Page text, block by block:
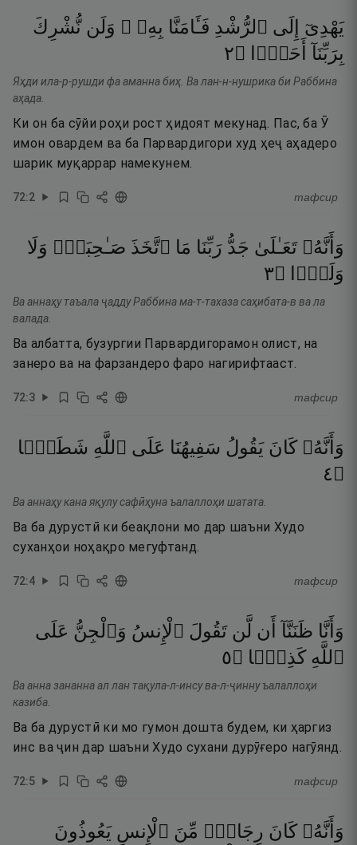
يَهْدِىٓ إِلَى ٱلرُّشْدِ فَـَٔامَنَّا بِهِۦ ۖ وَلَن نُّشْرِكَ
بِرَبِّنَآ
أَحَدًۭا ۝٢
Яҳди ила-р-рушди фа аманна биҳ. Ва лан-н-нушрика би Раббина
аҳада.
Ки он ба сӯйи роҳи рост ҳидоят мекунад. Пас, ба Ӯ
имон овардем ва ба Парвардигори худ ҳеҷ аҳадеро
шарик муқаррар намекунем.
72:2 тафсир
وَأَنَّهُۥ تَعَـٰلَىٰ جَدُّ رَبِّنَا مَا ٱتَّخَذَ صَـٰحِبَةًۭ وَلَا
وَلَدًۭا
۝٣
Ва аннаҳу таъала ҷадду Раббина ма-т-тахаза саҳибата-в ва ла
валада.
Ва албатта, бузургии Парвардигорамон олист, на
занеро ва на фарзандеро фаро нагирифтааст.
72:3 тафсир
وَأَنَّهُۥ كَانَ يَقُولُ سَفِيهُنَا عَلَى ٱللَّهِ شَطَطًۭا
۝٤
Ва аннаҳу кана яқулу сафӣҳуна ъалаллоҳи шатата.
Ва ба дурустӣ ки беақлони мо дар шаъни Худо
суханҳои ноҳақро мегуфтанд.
72:4 тафсир
وَأَنَّا ظَنَنَّآ أَن لَّن تَقُولَ ٱلْإِنسُ وَٱلْجِنُّ عَلَى
ٱللَّهِ كَذِبًۭا ۝٥
Ва анна зананна ал лан тақула-л-инсу ва-л-ҷинну ъалаллоҳи
казиба.
Ва ба дурустӣ ки мо гумон дошта будем, ки ҳаргиз
инс ва ҷин дар шаъни Худо сухани дурӯғеро нагӯянд.
72:5 тафсир
وَأَنَّهُۥ كَانَ رِجَالٌۭ مِّنَ ٱلْإِنسِ يَعُوذُونَ